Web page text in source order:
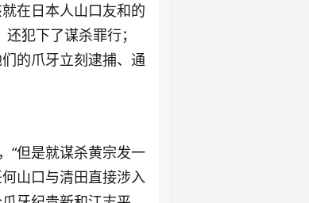
在日本人山口友和的
犯下了谋杀罪行；
的爪牙立刻逮捕、通
“但是就谋杀黄宗发一
山口与清田直接涉入